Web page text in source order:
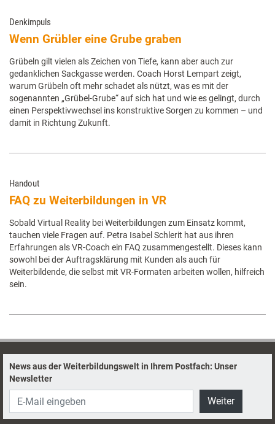
Denkimpuls
Wenn Grübler eine Grube graben
Grübeln gilt vielen als Zeichen von Tiefe, kann aber auch zur
gedanklichen Sackgasse werden. Coach Horst Lempart zeigt,
warum Grübeln oft mehr schadet als nützt, was es mit der
sogenannten „Grübel-Grube“ auf sich hat und wie es gelingt, durch
einen Perspektivwechsel ins konstruktive Sorgen zu kommen – und
damit in Richtung Zukunft.
Handout
FAQ zu Weiterbildungen in VR
Sobald Virtual Reality bei Weiterbildungen zum Einsatz kommt,
tauchen viele Fragen auf. Petra Isabel Schlerit hat aus ihren
Erfahrungen als VR-Coach ein FAQ zusammengestellt. Dieses kann
sowohl bei der Auftragsklärung mit Kunden als auch für
Weiterbildende, die selbst mit VR-Formaten arbeiten wollen, hilfreich
sein.
News aus der Weiterbildungswelt in Ihrem Postfach: Unser
Newsletter
Weiter